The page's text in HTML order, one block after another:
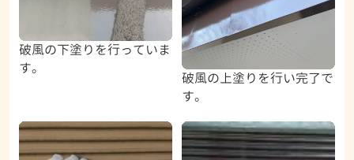
破風の下塗りを行っていま
す。
破風の上塗りを行い完了で
す。